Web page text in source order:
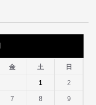
金 土 日
1 2
7 8 9